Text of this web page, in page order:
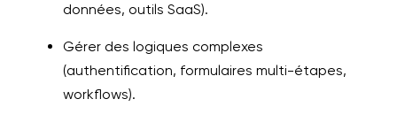
données, outils SaaS).
Gérer des logiques complexes
(authentification, formulaires multi-étapes,
workflows).